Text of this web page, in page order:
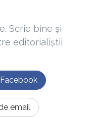
Scrie bine și
editorialiștii
email